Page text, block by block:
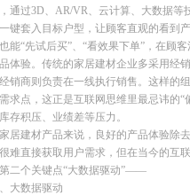
通过3D、AR/VR、云计算、大数据
键套入目标户型，让顾客直观的看到
能“先试后买”、“看效果下单”，在顾
体验。传统的家居建材企业多采用经
销商则负责在一线执行销售。这样的
求点，这正是互联网思维里最忌讳的
存积压、业绩差等压力。
居建材产品来说，良好的产品体验除
难直接获取用户需求，但在当今的互
二个关键点“大数据驱动”——
大数据驱动